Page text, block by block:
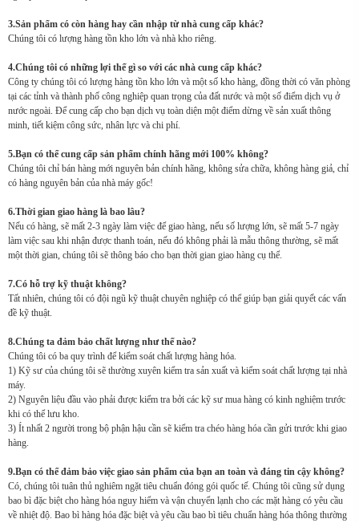
3.Sản phẩm có còn hàng hay cần nhập từ nhà cung cấp khác?
Chúng tôi có lượng hàng tồn kho lớn và nhà kho riêng.
4.Chúng tôi có những lợi thế gì so với các nhà cung cấp khác?
Công ty chúng tôi có lượng hàng tồn kho lớn và một số kho hàng, đồng thời có văn phòng
tại các tỉnh và thành phố công nghiệp quan trọng của đất nước và một số điểm dịch vụ ở
nước ngoài. Để cung cấp cho bạn dịch vụ toàn diện một điểm dừng về sản xuất thông
minh, tiết kiệm công sức, nhân lực và chi phí.
5.Bạn có thể cung cấp sản phẩm chính hãng mới 100% không?
Chúng tôi chỉ bán hàng mới nguyên bản chính hãng, không sửa chữa, không hàng giả, chỉ
có hàng nguyên bản của nhà máy gốc!
6.Thời gian giao hàng là bao lâu?
Nếu có hàng, sẽ mất 2-3 ngày làm việc để giao hàng, nếu số lượng lớn, sẽ mất 5-7 ngày
làm việc sau khi nhận được thanh toán, nếu đó không phải là mẫu thông thường, sẽ mất
một thời gian, chúng tôi sẽ thông báo cho bạn thời gian giao hàng cụ thể.
7.Có hỗ trợ kỹ thuật không?
Tất nhiên, chúng tôi có đội ngũ kỹ thuật chuyên nghiệp có thể giúp bạn giải quyết các vấn
đề kỹ thuật.
8.Chúng ta đảm bảo chất lượng như thế nào?
Chúng tôi có ba quy trình để kiểm soát chất lượng hàng hóa.
1) Kỹ sư của chúng tôi sẽ thường xuyên kiểm tra sản xuất và kiểm soát chất lượng tại nhà
máy.
2) Nguyên liệu đầu vào phải được kiểm tra bởi các kỹ sư mua hàng có kinh nghiệm trước
khi có thể lưu kho.
3) Ít nhất 2 người trong bộ phận hậu cần sẽ kiểm tra chéo hàng hóa cần gửi trước khi giao
hàng.
9.Bạn có thể đảm bảo việc giao sản phẩm của bạn an toàn và đáng tin cậy không?
Có, chúng tôi tuân thủ nghiêm ngặt tiêu chuẩn đóng gói quốc tế. Chúng tôi cũng sử dụng
bao bì đặc biệt cho hàng hóa nguy hiểm và vận chuyển lạnh cho các mặt hàng có yêu cầu
về nhiệt độ. Bao bì hàng hóa đặc biệt và yêu cầu bao bì tiêu chuẩn hàng hóa thông thường